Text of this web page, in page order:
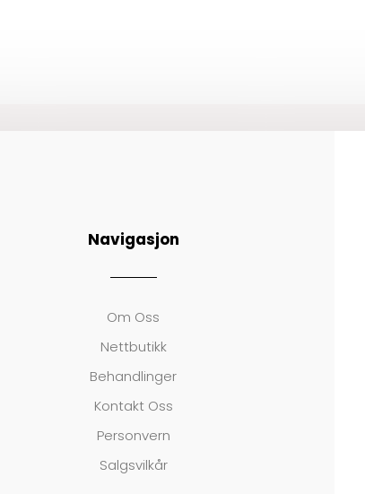
Navigasjon
Om Oss
Nettbutikk
Behandlinger
Kontakt Oss
Personvern
Salgsvilkår